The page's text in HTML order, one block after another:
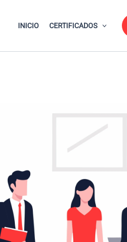
INICIO CERTIFICADOS